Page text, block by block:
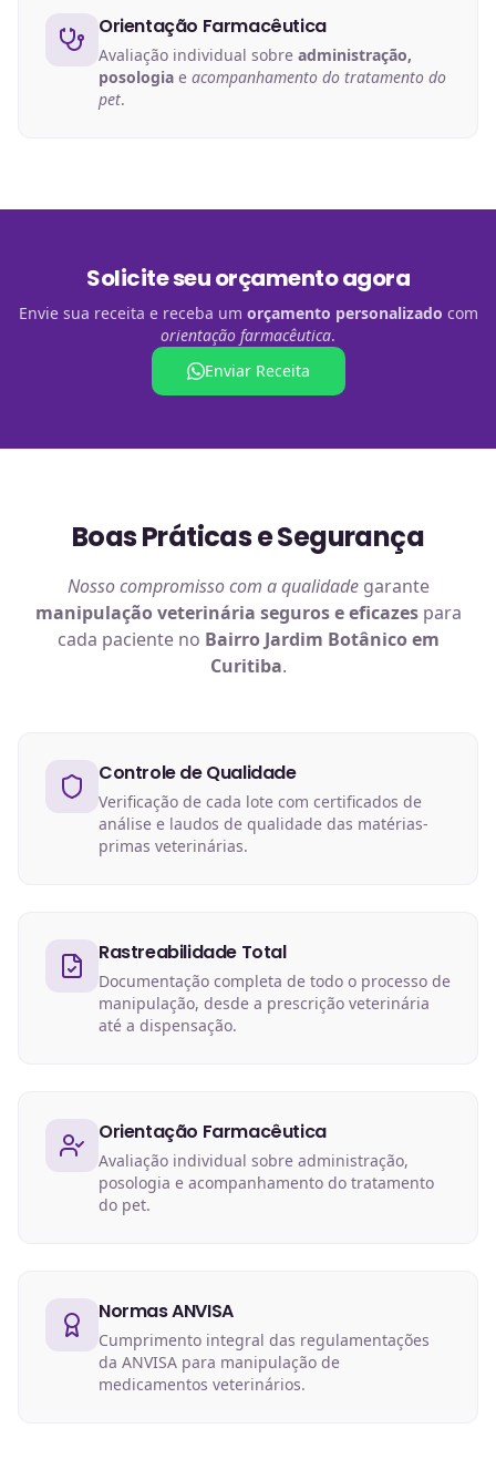
Orientação Farmacêutica
Avaliação individual sobre administração,
posologia e acompanhamento do tratamento do
pet.
Solicite seu orçamento agora
Envie sua receita e receba um orçamento personalizado com
orientação farmacêutica.
Enviar Receita
Boas Práticas e Segurança
Nosso compromisso com a qualidadegarante
manipulação veterinária seguros e eficazespara
cada paciente no Bairro Jardim Botânico em
Curitiba.
Controle de Qualidade
Verificação de cada lote com certificados de
análise e laudos de qualidade das matérias-
primas veterinárias.
Rastreabilidade Total
Documentação completa de todo o processo de
manipulação, desde a prescrição veterinária
até a dispensação.
Orientação Farmacêutica
Avaliação individual sobre administração,
posologia e acompanhamento do tratamento
do pet.
Normas ANVISA
Cumprimento integral das regulamentações
da ANVISA para manipulação de
medicamentos veterinários.